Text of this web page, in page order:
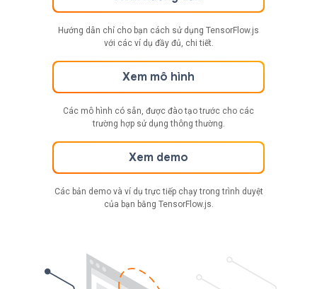
Hướng dẫn chỉ cho bạn cách sử dụng TensorFlow.js
với các ví dụ đầy đủ, chi tiết.
Xem mô hình
Các mô hình có sẵn, được đào tạo trước cho các
trường hợp sử dụng thông thường.
Xem demo
Các bản demo và ví dụ trực tiếp chạy trong trình duyệt
của bạn bằng TensorFlow.js.